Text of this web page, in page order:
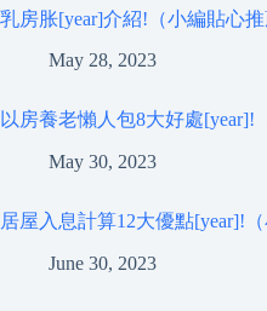
乳房胀[year]介紹!（小編貼心推
May 28, 2023
以房養老懶人包8大好處[year]!
May 30, 2023
居屋入息計算12大優點[year]!（
June 30, 2023